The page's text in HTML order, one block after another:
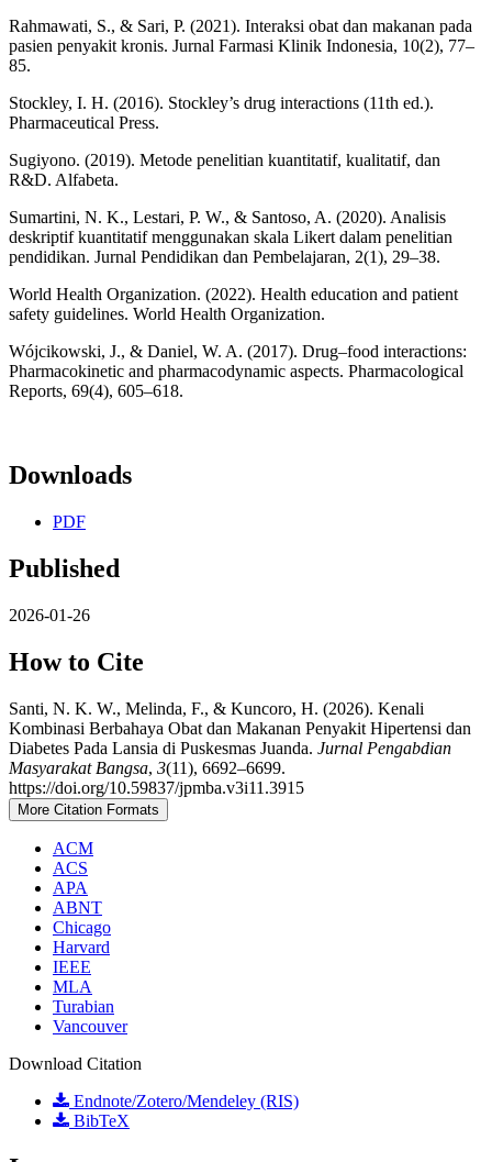
Rahmawati, S., & Sari, P. (2021). Interaksi obat dan makanan pada
pasien penyakit kronis. Jurnal Farmasi Klinik Indonesia, 10(2), 77–
85.
Stockley, I. H. (2016). Stockley’s drug interactions (11th ed.).
Pharmaceutical Press.
Sugiyono. (2019). Metode penelitian kuantitatif, kualitatif, dan
R&D. Alfabeta.
Sumartini, N. K., Lestari, P. W., & Santoso, A. (2020). Analisis
deskriptif kuantitatif menggunakan skala Likert dalam penelitian
pendidikan. Jurnal Pendidikan dan Pembelajaran, 2(1), 29–38.
World Health Organization. (2022). Health education and patient
safety guidelines. World Health Organization.
Wójcikowski, J., & Daniel, W. A. (2017). Drug–food interactions:
Pharmacokinetic and pharmacodynamic aspects. Pharmacological
Reports, 69(4), 605–618.
Downloads
PDF
Published
2026-01-26
How to Cite
Santi, N. K. W., Melinda, F., & Kuncoro, H. (2026). Kenali
Kombinasi Berbahaya Obat dan Makanan Penyakit Hipertensi dan
Diabetes Pada Lansia di Puskesmas Juanda. Jurnal Pengabdian
Masyarakat Bangsa, 3(11), 6692–6699.
https://doi.org/10.59837/jpmba.v3i11.3915
More Citation Formats
ACM
ACS
APA
ABNT
Chicago
Harvard
IEEE
MLA
Turabian
Vancouver
Download Citation
Endnote/Zotero/Mendeley (RIS)
BibTeX